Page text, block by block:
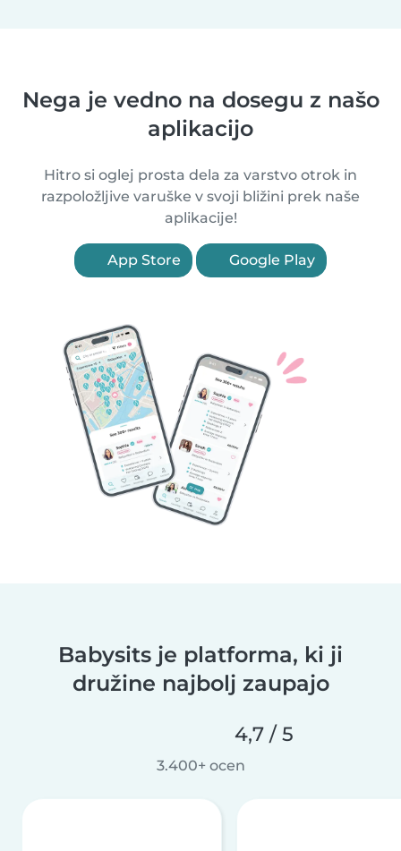
Nega je vedno na dosegu z našo
aplikacijo
Hitro si oglej prosta dela za varstvo otrok in
razpoložljive varuške v svoji bližini prek naše
aplikacije!
App Store Google Play
Babysits je platforma, ki ji
družine najbolj zaupajo
4,7 / 5
3.400+ ocen